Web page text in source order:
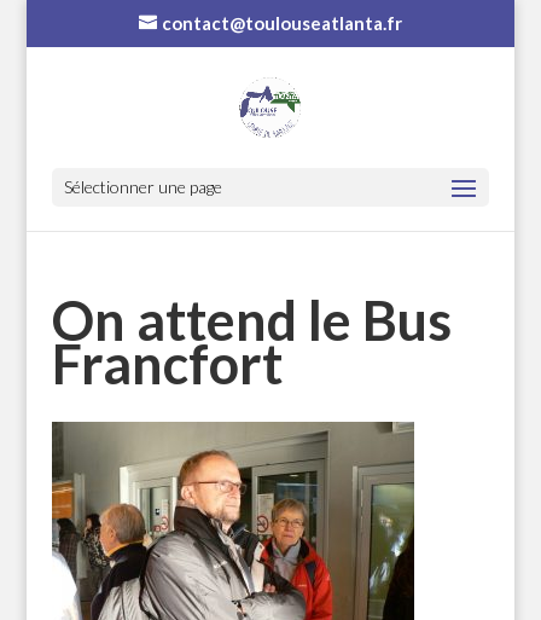
contact@toulouseatlanta.fr
Sélectionner une page
On attend le Bus 
Francfort